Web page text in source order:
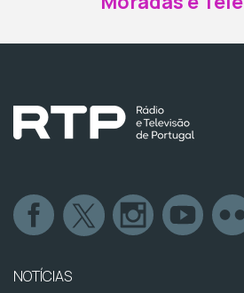
NOTÍCIAS